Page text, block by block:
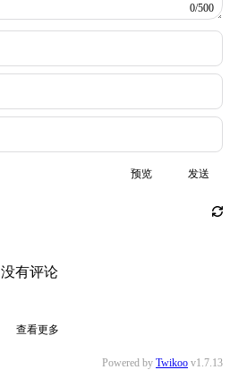
0/500
预览 发送
没有评论
查看更多
Powered by Twikoo v1.7.13